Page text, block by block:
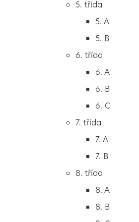
2. B
3. A
4. A
5. A
5. třída
5. A
5. B
6. třída
6. A
6. B
6. C
7. třída
7. A
7. B
8. třída
8. A
8. B